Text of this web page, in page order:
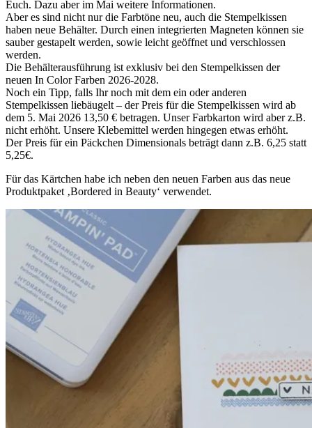
Euch. Dazu aber im Mai weitere Informationen.
Aber es sind nicht nur die Farbtöne neu, auch die Stempelkissen
haben neue Behälter. Durch einen integrierten Magneten können sie
sauber gestapelt werden, sowie leicht geöffnet und verschlossen
werden.
Die Behälterausführung ist exklusiv bei den Stempelkissen der
neuen In Color Farben 2026-2028.
Noch ein Tipp, falls Ihr noch mit dem ein oder anderen
Stempelkissen liebäugelt – der Preis für die Stempelkissen wird ab
dem 5. Mai 2026 13,50 € betragen. Unser Farbkarton wird aber z.B.
nicht erhöht. Unsere Klebemittel werden hingegen etwas erhöht.
Der Preis für ein Päckchen Dimensionals beträgt dann z.B. 6,25 statt
5,25€.
Für das Kärtchen habe ich neben den neuen Farben aus das neue
Produktpaket ‚Bordered in Beauty‘ verwendet.